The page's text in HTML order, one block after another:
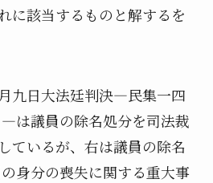
に該当するものと解するを
九日大法廷判決―民集一四
は議員の除名処分を司法裁
ているが、右は議員の除名
身分の喪失に関する重大事